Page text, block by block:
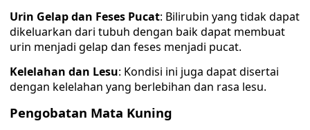
Urin Gelap dan Feses Pucat: Bilirubin yang tidak dapat
dikeluarkan dari tubuh dengan baik dapat membuat
urin menjadi gelap dan feses menjadi pucat.
Kelelahan dan Lesu: Kondisi ini juga dapat disertai
dengan kelelahan yang berlebihan dan rasa lesu.
Pengobatan Mata Kuning